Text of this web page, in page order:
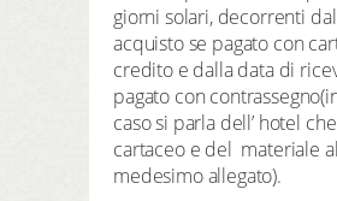
giorni solari, decorrenti
acquisto se pagato con
credito e dalla data di
pagato con
caso si parla dell’ hotel
cartaceo e del materiale al
medesimo allegato).